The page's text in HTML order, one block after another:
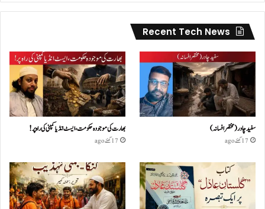
Recent Tech News
سفید چادر( مختصر افسانہ)
17 گھنٹے ago
بھارت کی موجودہ حکومت،ایسٹ انڈیا کمپنی کی راہ پر!
17 گھنٹے ago